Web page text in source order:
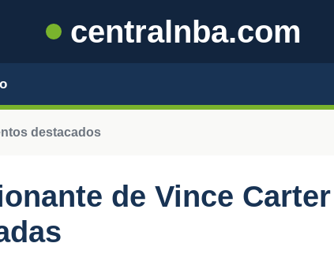
centralnba.com
destacados
de Vince Carter